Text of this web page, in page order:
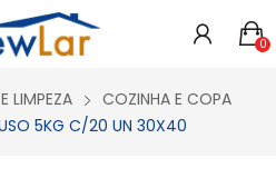
for desktops and mobile -
stake, and track assets. 0
LIMPEZA
COZINHA E COPA
5KG C/20 UN 30X40